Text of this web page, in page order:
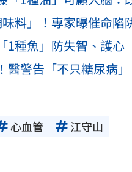
料」！專家曝催命
1種魚」防失智、護
醫警告「不只糖尿病
心血管 江守山